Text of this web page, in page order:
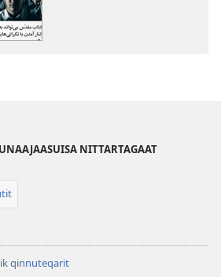
NITTARTAGAAT
qinnuteqarit